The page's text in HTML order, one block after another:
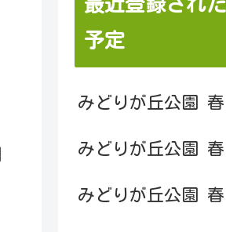
最近登録され
予定
みどりが丘公園
みどりが丘公園
みどりが丘公園